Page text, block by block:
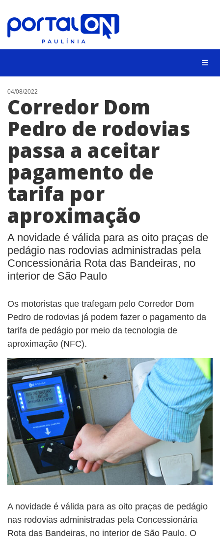
CIDADES
EVENTOS
EMPREGO
ANUNCIE
CONTATO
04/08/2022
Corredor Dom
Pedro de rodovias
passa a aceitar
pagamento de
tarifa por
aproximação
A novidade é válida para as oito praças de
pedágio nas rodovias administradas pela
Concessionária Rota das Bandeiras, no
interior de São Paulo
Os motoristas que trafegam pelo Corredor Dom
Pedro de rodovias já podem fazer o pagamento da
tarifa de pedágio por meio da tecnologia de
aproximação (NFC).
A novidade é válida para as oito praças de pedágio
nas rodovias administradas pela Concessionária
Rota das Bandeiras, no interior de São Paulo. O